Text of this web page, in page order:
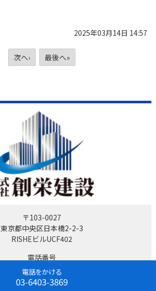
2025年03月14日 14:57
次へ› 最後へ»
〒103-0027
東京都中央区日本橋2-2-3
RISHEビルUCF402
電話番号
03-6403-3869
営業時間
電話をかける
03-6403-3869